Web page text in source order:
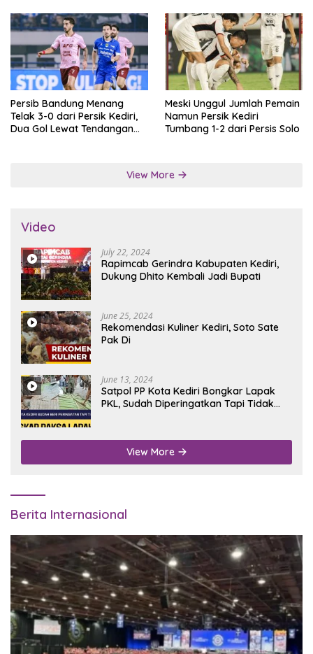
Persib Bandung Menang
Telak 3-0 dari Persik Kediri,
Dua Gol Lewat Tendangan
Meski Unggul Jumlah Pemain
Namun Persik Kediri
Tumbang 1-2 dari Persis Solo
View More
Video
July 22, 2024
Rapimcab Gerindra Kabupaten Kediri,
Dukung Dhito Kembali Jadi Bupati
June 25, 2024
Rekomendasi Kuliner Kediri, Soto Sate
Pak Di
June 13, 2024
Satpol PP Kota Kediri Bongkar Lapak
PKL, Sudah Diperingatkan Tapi Tidak
View More
Berita Internasional